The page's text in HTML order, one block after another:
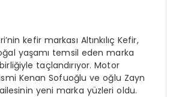
kefir markası Altınkılıç Kefir,
yaşamı temsil eden marka
taçlandırıyor. Motor
Kenan Sofuoğlu ve oğlu Zayn
ailesinin yeni marka yüzleri oldu.